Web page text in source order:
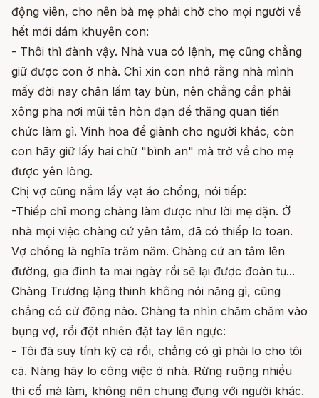
động viên, cho nên bà mẹ phải chờ cho mọi người về
hết mới dám khuyên con:
- Thôi thì đành vậy. Nhà vua có lệnh, mẹ cũng chẳng
giữ được con ở nhà. Chỉ xin con nhớ rằng nhà mình
mấy đời nay chân lấm tay bùn, nên chẳng cần phải
xông pha nơi mũi tên hòn đạn để thăng quan tiến
chức làm gì. Vinh hoa để giành cho người khác, còn
con hãy giữ lấy hai chữ "bình an" mà trở về cho mẹ
được yên lòng.
Chị vợ cũng nắm lấy vạt áo chồng, nói tiếp:
-Thiếp chỉ mong chàng làm được như lời mẹ dặn. Ở
nhà mọi việc chàng cứ yên tâm, đã có thiếp lo toan.
Vợ chồng là nghĩa trăm năm. Chàng cứ an tâm lên
đường, gia đình ta mai ngày rồi sẽ lại được đoàn tụ...
Chàng Trương lặng thinh không nói năng gì, cũng
chẳng có cử động nào. Chàng ta nhìn chăm chăm vào
bụng vợ, rồi đột nhiên đặt tay lên ngực:
- Tôi đã suy tính kỹ cả rồi, chẳng có gì phải lo cho tôi
cả. Nàng hãy lo công việc ở nhà. Rừng ruộng nhiều
thì cố mà làm, không nên chung đụng với người khác.